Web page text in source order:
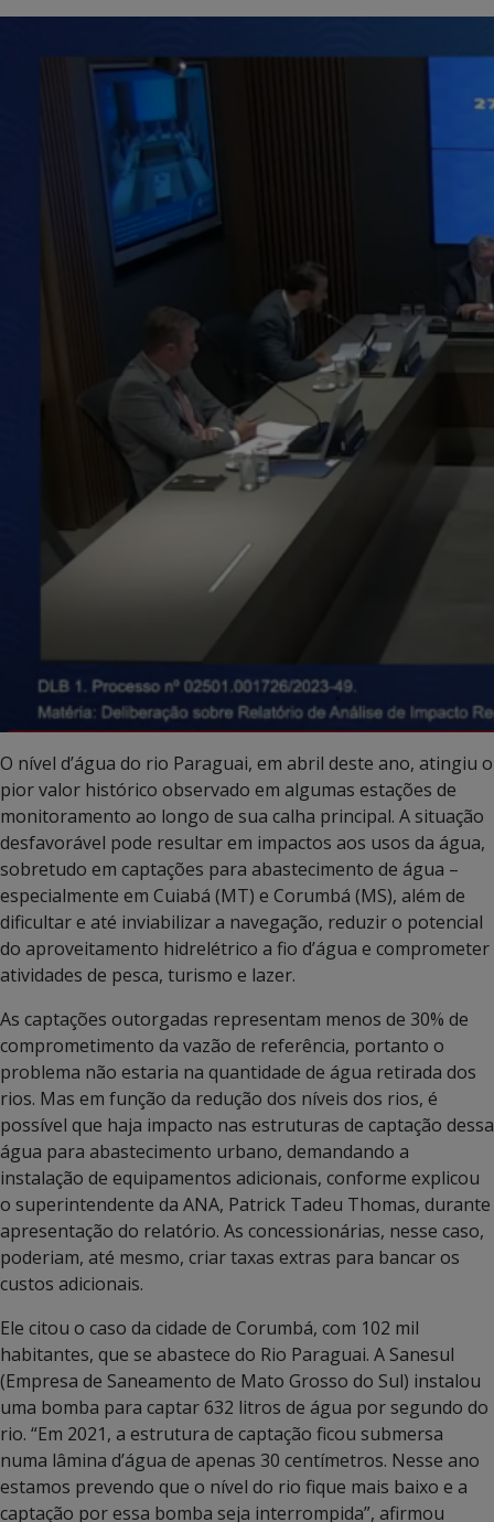
O nível d’água do rio Paraguai, em abril deste ano, atingiu o
pior valor histórico observado em algumas estações de
monitoramento ao longo de sua calha principal. A situação
desfavorável pode resultar em impactos aos usos da água,
sobretudo em captações para abastecimento de água –
especialmente em Cuiabá (MT) e Corumbá (MS), além de
dificultar e até inviabilizar a navegação, reduzir o potencial
do aproveitamento hidrelétrico a fio d’água e comprometer
atividades de pesca, turismo e lazer.
As captações outorgadas representam menos de 30% de
comprometimento da vazão de referência, portanto o
problema não estaria na quantidade de água retirada dos
rios. Mas em função da redução dos níveis dos rios, é
possível que haja impacto nas estruturas de captação dessa
água para abastecimento urbano, demandando a
instalação de equipamentos adicionais, conforme explicou
o superintendente da ANA, Patrick Tadeu Thomas, durante
apresentação do relatório. As concessionárias, nesse caso,
poderiam, até mesmo, criar taxas extras para bancar os
custos adicionais.
Ele citou o caso da cidade de Corumbá, com 102 mil
habitantes, que se abastece do Rio Paraguai. A Sanesul
(Empresa de Saneamento de Mato Grosso do Sul) instalou
uma bomba para captar 632 litros de água por segundo do
rio. “Em 2021, a estrutura de captação ficou submersa
numa lâmina d’água de apenas 30 centímetros. Nesse ano
estamos prevendo que o nível do rio fique mais baixo e a
captação por essa bomba seja interrompida”, afirmou